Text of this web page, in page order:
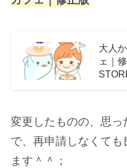
大人
ェ｜
変更したものの、思
で、再申請しなくて
ます＾＾；